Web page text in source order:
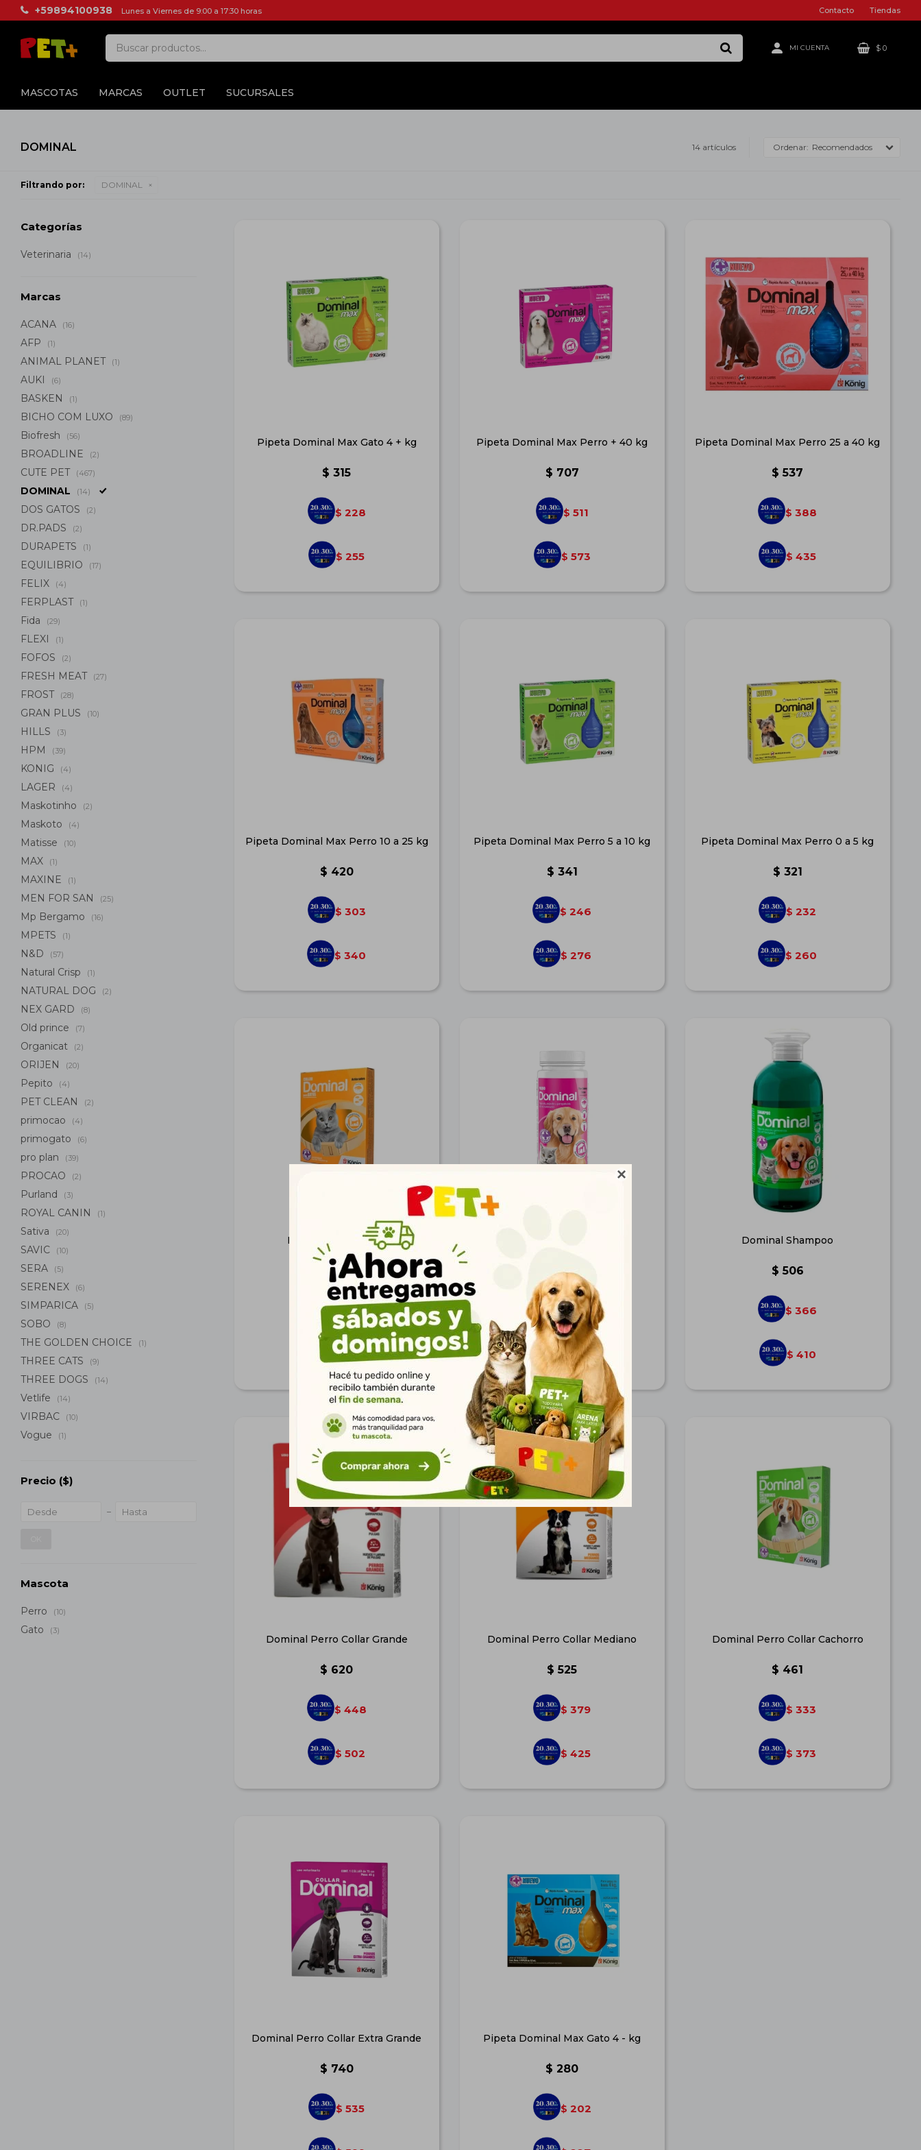

MASCOTAS MARCAS OUTLET SUCURSALES
$ 0
+59894100938 Lunes a Viernes de 9:00 a 17:30 horas Contacto Tiendas
DOMINAL 14 artículos Recomendados
Filtrando por: DOMINAL
Pipeta Dominal Max Gato 4 + kg
$ 315
$ 228
$ 255
Pipeta Dominal Max Perro + 40 kg
$ 707
$ 511
$ 573
Pipeta Dominal Max Perro 25 a 40 kg
$ 537
$ 388
$ 435
Pipeta Dominal Max Perro 10 a 25 kg
$ 420
$ 303
$ 340
Pipeta Dominal Max Perro 5 a 10 kg
$ 341
$ 246
$ 276
Pipeta Dominal Max Perro 0 a 5 kg
$ 321
$ 232
$ 260
Dominal Collar Gato
492
355
$ 399
$ 313
$ 226
$ 254
Dominal Shampoo
$ 506
$ 366
$ 410
Dominal Perro Collar Grande
$ 620
$ 448
$ 502
Dominal Perro Collar Mediano
$ 525
$ 379
$ 425
Dominal Perro Collar Cachorro
$ 461
$ 333
$ 373
Dominal Perro Collar Extra Grande
$ 740
$ 535
Pipeta Dominal Max Gato 4 - kg
$ 280
$ 202
Categorías
Veterinaria (14)
Marcas
ACANA (16)
AFP (1)
ANIMAL PLANET (1)
AUKI (6)
BASKEN (1)
BICHO COM LUXO (89)
Biofresh (56)
BROADLINE (2)
CUTE PET (467)
DOMINAL (14)
DOS GATOS (2)
DR.PADS (2)
DURAPETS (1)
EQUILIBRIO (17)
FELIX (4)
FERPLAST (1)
Fida (29)
FLEXI (1)
FOFOS (2)
FRESH MEAT (27)
FROST (28)
GRAN PLUS (10)
HILLS (3)
HPM (39)
KONIG (4)
LAGER (4)
Maskotinho (2)
Maskoto (4)
Matisse (10)
MAX (1)
MAXINE (1)
MEN FOR SAN (25)
Mp Bergamo (16)
MPETS (1)
N&D (57)
Natural Crisp (1)
NATURAL DOG (2)
NEX GARD (8)
Old prince (7)
Organicat (2)
ORIJEN (20)
Pepito (4)
PET CLEAN (2)
primocao (4)
primogato (6)
pro plan (39)
PROCAO (2)
Purland (3)
ROYAL CANIN (1)
Sativa (20)
SAVIC (10)
SERA (5)
SERENEX (6)
SIMPARICA (5)
SOBO (8)
THE GOLDEN CHOICE (1)
THREE CATS (9)
THREE DOGS (14)
Vetlife (14)
VIRBAC (10)
Vogue (1)
Precio ($)
Mascota
Perro (10)
Gato (3)